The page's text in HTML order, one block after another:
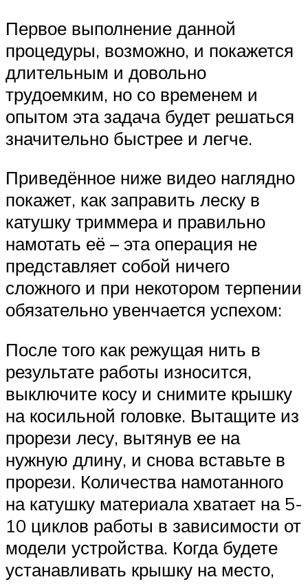
Первое выполнение данной
процедуры, возможно, и покажется
длительным и довольно
трудоемким, но со временем и
опытом эта задача будет решаться
значительно быстрее и легче.
Приведённое ниже видео наглядно
покажет, как заправить леску в
катушку триммера и правильно
намотать её – эта операция не
представляет собой ничего
сложного и при некотором терпении
обязательно увенчается успехом:
После того как режущая нить в
результате работы износится,
выключите косу и снимите крышку
на косильной головке. Вытащите из
прорези лесу, вытянув ее на
нужную длину, и снова вставьте в
прорези. Количества намотанного
на катушку материала хватает на 5-
10 циклов работы в зависимости от
модели устройства. Когда будете
устанавливать крышку на место,